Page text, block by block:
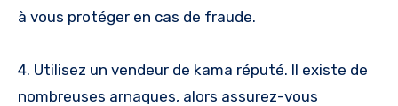
à vous protéger en cas de fraude.
4. Utilisez un vendeur de kama réputé. Il existe de
nombreuses arnaques, alors assurez-vous